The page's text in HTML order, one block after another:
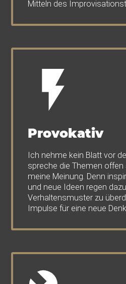
Mitteln des
Provokativ
Ich nehme kein Blatt vor
spreche die Themen offen
meine Meinung. Denn
und neue Ideen regen
Verhaltensmuster zu
Impulse für eine neue